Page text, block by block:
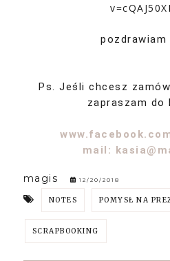
pozdrawiam
Ps. Jeśli chcesz
zapraszam do
mail:
magis 12/20/2018
NOTES POMYSŁ NA
SCRAPBOOKING